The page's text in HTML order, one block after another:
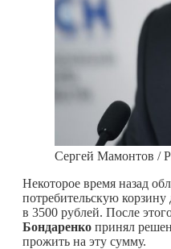
Сергей Мамонтов /
Некоторое время назад
потребительскую
в 3500 рублей. После
Бондаренко принял
прожить на эту сумму.